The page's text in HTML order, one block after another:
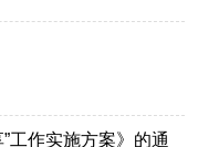
工作实施方案》的通